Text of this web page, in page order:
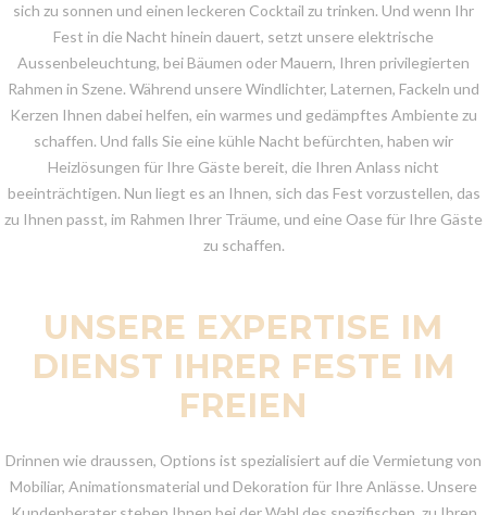
sich zu sonnen und einen leckeren Cocktail zu trinken. Und wenn Ihr
Fest in die Nacht hinein dauert, setzt unsere elektrische
Aussenbeleuchtung, bei Bäumen oder Mauern, Ihren privilegierten
Rahmen in Szene. Während unsere Windlichter, Laternen, Fackeln und
Kerzen Ihnen dabei helfen, ein warmes und gedämpftes Ambiente zu
schaffen. Und falls Sie eine kühle Nacht befürchten, haben wir
Heizlösungen für Ihre Gäste bereit, die Ihren Anlass nicht
beeinträchtigen. Nun liegt es an Ihnen, sich das Fest vorzustellen, das
zu Ihnen passt, im Rahmen Ihrer Träume, und eine Oase für Ihre Gäste
zu schaffen.
UNSERE EXPERTISE IM
DIENST IHRER FESTE IM
FREIEN
Drinnen wie draussen, Options ist spezialisiert auf die Vermietung von
Mobiliar, Animationsmaterial und Dekoration für Ihre Anlässe. Unsere